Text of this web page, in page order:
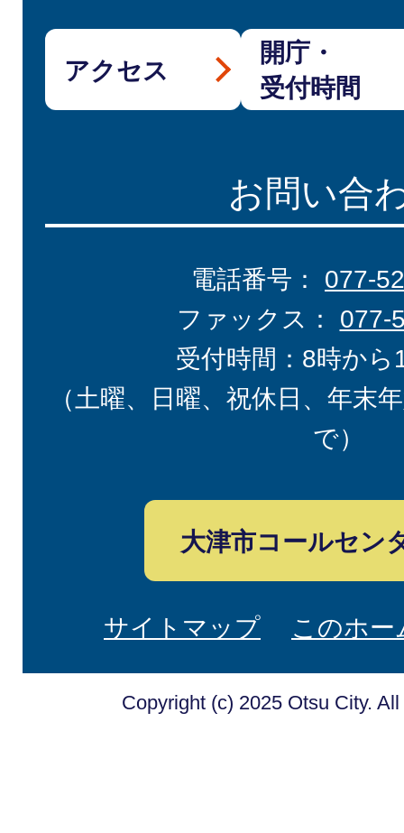
アクセス
開庁・
受付時間
お問い合
電話番号： 077-
ファックス： 077-
受付時間：8時から
（土曜、日曜、祝休日、年末
で）
大津市コールセン
サイトマップ このホ
Copyright (c) 2025 Otsu City.